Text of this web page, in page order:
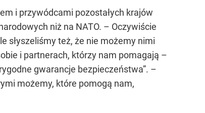
i przywódcami pozostałych krajów
niż na NATO. – Oczywiście
słyszeliśmy też, że nie możemy nimi
i partnerach, którzy nam pomagają –
gwarancje bezpieczeństwa”. –
możemy, które pomogą nam,